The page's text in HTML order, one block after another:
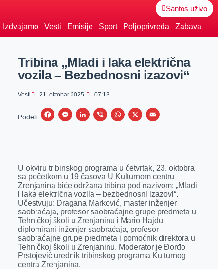
Santos uživo
Izdvajamo Vesti Emisije Sport Poljoprivreda Zabava
Tribina „Mladi i laka električna
vozila – Bezbednosni izazovi“
Vesti 21. oktobar 2025. 07:13
Podeli:
F
b
o
o
k
M
e
n
g
e
r
L
e
d
I
n
V
r
W
s
A
p
p
X
E
l
U okviru tribinskog programa u četvrtak, 23. oktobra
sa početkom u 19 časova U Kulturnom centru
Zrenjanina biće održana tribina pod nazivom: „Mladi
i laka električna vozila – bezbednosni izazovi“.
Učestvuju: Dragana Marković, master inženjer
saobraćaja, profesor saobraćajne grupe predmeta u
Tehničkoj školi u Zrenjaninu i Mario Hajdu
diplomirani inženjer saobraćaja, profesor
saobraćajne grupe predmeta i pomoćnik direktora u
Tehničkoj školi u Zrenjaninu. Moderator je Đorđo
Prstojević urednik tribinskog programa Kulturnog
centra Zrenjanina.